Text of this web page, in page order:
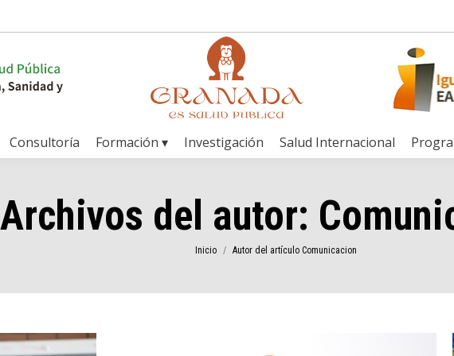
Consultoría Formación ▾ Investigación Salud Internacional
Archivos del autor:
Estás aquí:
Inicio Autor del artículo Comunicacion